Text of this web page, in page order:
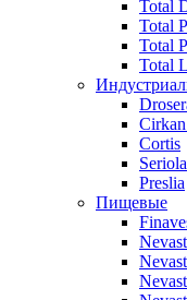
Total
Total
Total
Total
Cortis
Seriola
Preslia
Пищевые